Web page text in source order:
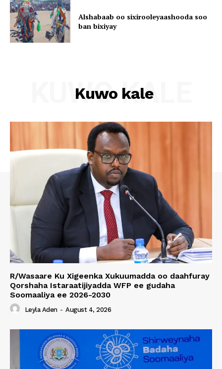
Alshabaab oo sixirooleyaashooda soo
ban bixiyay
Kuwo kale
KUWO KALE
R/Wasaare Ku Xigeenka Xukuumadda oo daahfuray
Qorshaha Istaraatijiyadda WFP ee gudaha
Soomaaliya ee 2026-2030
Leyla Aden - August 4, 2026